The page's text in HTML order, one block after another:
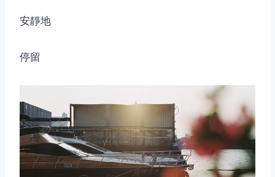
安靜地
停留